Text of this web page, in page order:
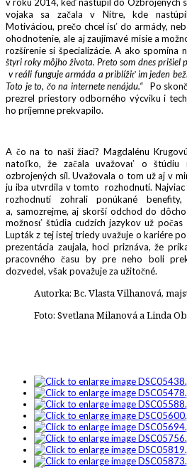
v roku 2014, keď nastúpil do Ozbrojených
vojaka sa začala v Nitre, kde
Motiváciou, prečo chcel ísť do armády,
ohodnotenie, ale aj zaujímavé misie a
rozšírenie si špecializácie. A ako spomína
štyri roky môjho života. Preto som dnes prišiel
v reáli funguje armáda a priblížiť im jeden
Toto je to, čo na internete nenájdu.“
Po
prezrel priestory odborného výcviku i
ho príjemne prekvapilo.
A čo na to naši žiaci? Magdalénu
natoľko, že začala uvažovať o štúdiu
ozbrojených síl. Uvažovala o tom už aj v
ju iba utvrdila v tomto rozhodnutí. Najviac
rozhodnutí zohrali ponúkané
a, samozrejme, aj skorší odchod do
možnosť štúdia cudzích jazykov už
Lupták z tej istej triedy uvažuje o kariére
prezentácia zaujala, hoci priznáva, že
pracovného času by pre neho boli
dozvedel, však považuje za užitočné.
Autorka: Bc. Vlasta Vilhanová,
Foto: Svetlana Milanová a Linda